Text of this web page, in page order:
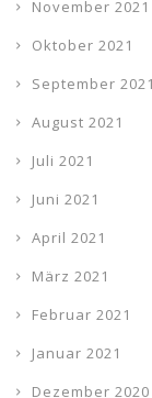
November 2021
Oktober 2021
September 2021
August 2021
Juli 2021
Juni 2021
April 2021
März 2021
Februar 2021
Januar 2021
Dezember 2020